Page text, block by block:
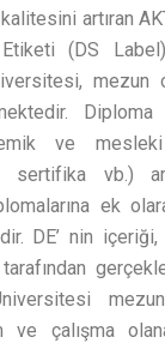
artıran
(DS
mezun
Diploma
ve mesleki
sertifika vb.)
ek
DE’ nin
ve çalışma